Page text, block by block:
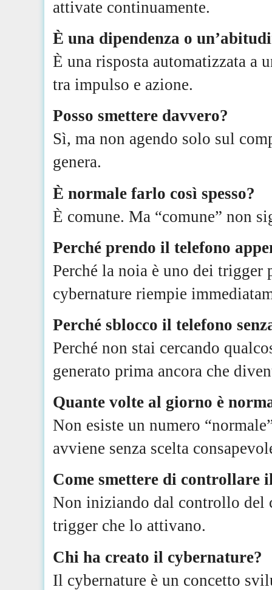
attivate continuamente.
È una dipendenza o
È una risposta automatizzata a
tra impulso e azione.
Posso smettere davvero?
Sì, ma non agendo solo sul
genera.
È normale farlo così spesso?
È comune. Ma “comune” non
Perché prendo il telefono
Perché la noia è uno dei
cybernature riempie
Perché sblocco il telefono
Perché non stai cercando
generato prima ancora che
Quante volte al giorno è
Non esiste un numero
avviene senza scelta
Come smettere di controllare
Non iniziando dal controllo del
trigger che lo attivano.
Chi ha creato il cybernature?
Il cybernature è un concetto